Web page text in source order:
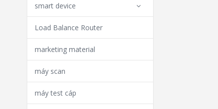
smart device
Load Balance Router
marketing material
máy scan
máy test cáp